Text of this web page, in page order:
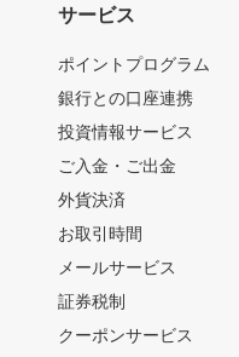
サービス
ポイントプログラム
銀行との口座連携
投資情報サービス
ご入金・ご出金
外貨決済
お取引時間
メールサービス
証券税制
クーポンサービス